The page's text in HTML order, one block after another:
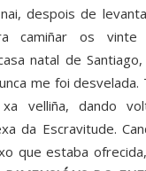
despois de
camiñar os vinte
natal de
me foi
velliña, dando
da Escravitude.
que estaba